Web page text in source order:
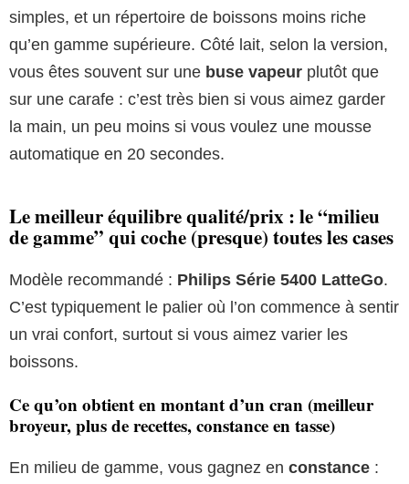
simples, et un répertoire de boissons moins riche
qu’en gamme supérieure. Côté lait, selon la version,
vous êtes souvent sur une buse vapeur plutôt que
sur une carafe : c’est très bien si vous aimez garder
la main, un peu moins si vous voulez une mousse
automatique en 20 secondes.
Le meilleur équilibre qualité/prix : le “milieu
de gamme” qui coche (presque) toutes les cases
Modèle recommandé : Philips Série 5400 LatteGo.
C’est typiquement le palier où l’on commence à sentir
un vrai confort, surtout si vous aimez varier les
boissons.
Ce qu’on obtient en montant d’un cran (meilleur
broyeur, plus de recettes, constance en tasse)
En milieu de gamme, vous gagnez en constance :